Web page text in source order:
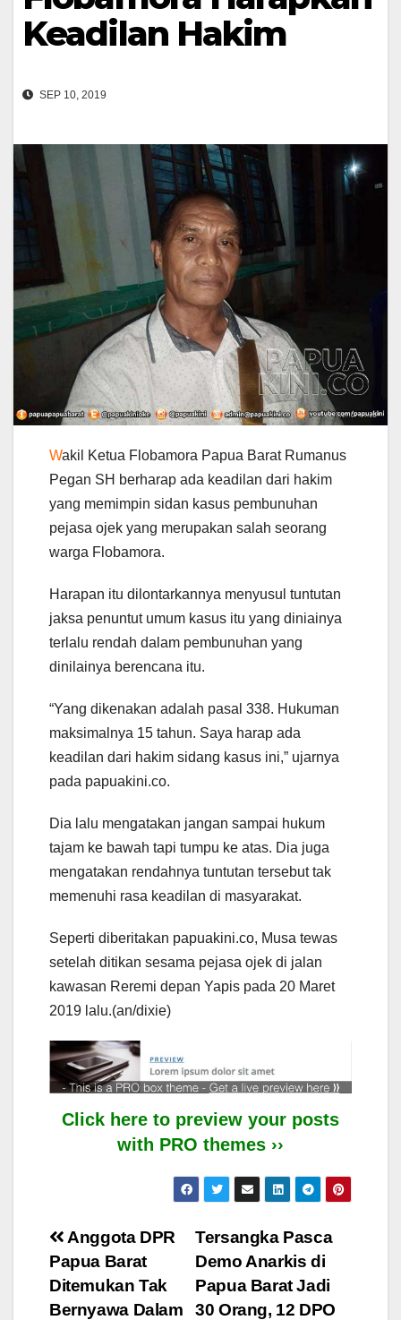
Keadilan Hakim
SEP 10, 2019
Wakil Ketua Flobamora Papua Barat Rumanus
Pegan SH berharap ada keadilan dari hakim
yang memimpin sidan kasus pembunuhan
pejasa ojek yang merupakan salah seorang
warga Flobamora.
Harapan itu dilontarkannya menyusul tuntutan
jaksa penuntut umum kasus itu yang diniainya
terlalu rendah dalam pembunuhan yang
dinilainya berencana itu.
“Yang dikenakan adalah pasal 338. Hukuman
maksimalnya 15 tahun. Saya harap ada
keadilan dari hakim sidang kasus ini,” ujarnya
pada papuakini.co.
Dia lalu mengatakan jangan sampai hukum
tajam ke bawah tapi tumpu ke atas. Dia juga
mengatakan rendahnya tuntutan tersebut tak
memenuhi rasa keadilan di masyarakat.
Seperti diberitakan papuakini.co, Musa tewas
setelah ditikan sesama pejasa ojek di jalan
kawasan Reremi depan Yapis pada 20 Maret
2019 lalu.(an/dixie)
Click here to preview your posts
with PRO themes ››
Post
navigation
Tersangka Pasca
Demo Anarkis di
Papua Barat Jadi
30 Orang, 12 DPO
Anggota DPR
Papua Barat
Ditemukan Tak
Bernyawa Dalam